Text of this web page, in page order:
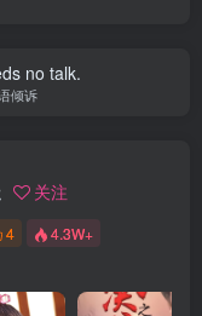
no talk.
倾诉
关注
4 4.3W+